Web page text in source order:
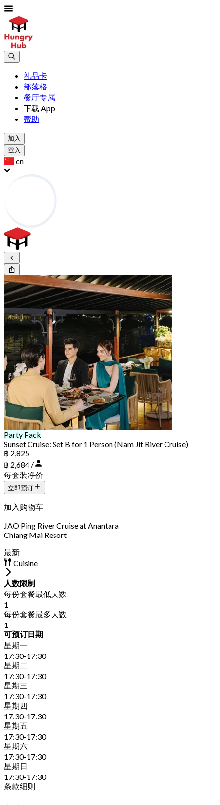
礼品卡
部落格
餐厅专属
下载 App
帮助
加入
登入
cn
Party Pack
Sunset Cruise: Set B for 1 Person (Nam Jit River Cruise)
฿ 2,825
฿ 2,684 /
每套装净价
立即预订
加入购物车
JAO Ping River Cruise at Anantara
Chiang Mai Resort
最新
Cuisine
人数限制
每份套餐最低人数
1
每份套餐最多人数
1
可预订日期
星期一
17:30-17:30
星期二
17:30-17:30
星期三
17:30-17:30
星期四
17:30-17:30
星期五
17:30-17:30
星期六
17:30-17:30
星期日
17:30-17:30
条款细则